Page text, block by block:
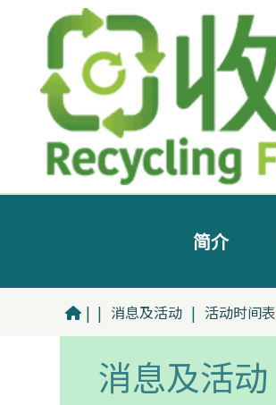
简介
| | 消息及活动 | 活动时间表
消息及活动